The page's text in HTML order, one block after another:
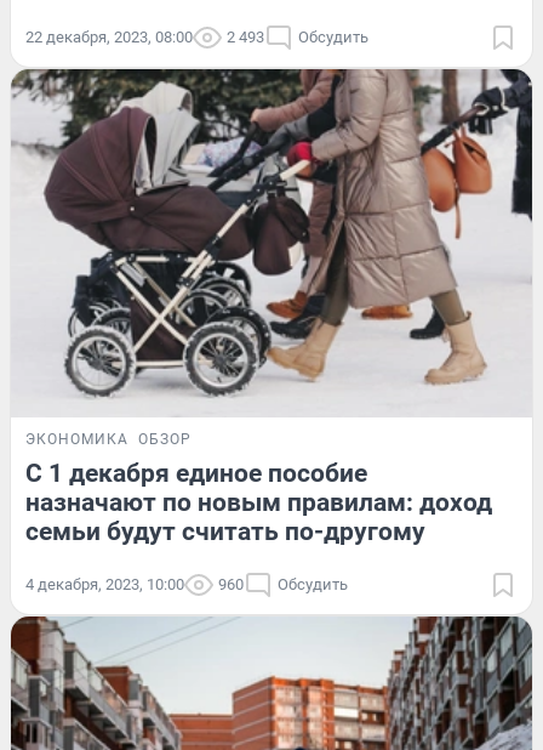
22 декабря, 2023, 08:00 2 493 Обсудить
ЭКОНОМИКА ОБЗОР
С 1 декабря единое пособие
назначают по новым правилам: доход
семьи будут считать по-другому
4 декабря, 2023, 10:00 960 Обсудить